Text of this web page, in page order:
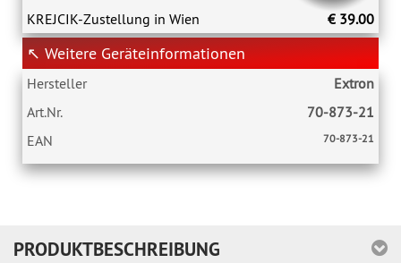
KREJCIK-Zustellung in Wien
€ 39.00
↖ Weitere Geräteinformationen
Hersteller
Extron
Art.Nr.
70-873-21
EAN
70-873-21
PRODUKTBESCHREIBUNG